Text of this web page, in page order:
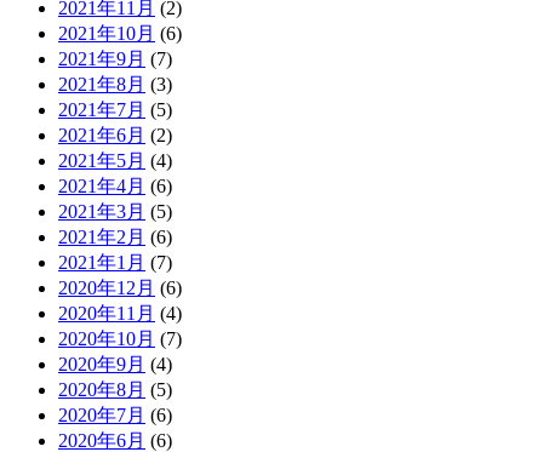
2021年11月 (2)
2021年10月 (6)
2021年9月 (7)
2021年8月 (3)
2021年7月 (5)
2021年6月 (2)
2021年5月 (4)
2021年4月 (6)
2021年3月 (5)
2021年2月 (6)
2021年1月 (7)
2020年12月 (6)
2020年11月 (4)
2020年10月 (7)
2020年9月 (4)
2020年8月 (5)
2020年7月 (6)
2020年6月 (6)